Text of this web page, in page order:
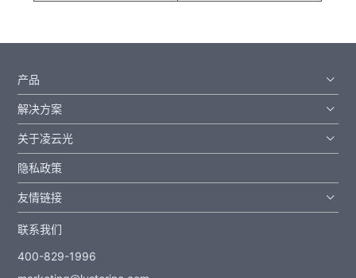
产品
解决方案
关于凌云光
隐私政策
友情链接
联系我们
400-829-1996